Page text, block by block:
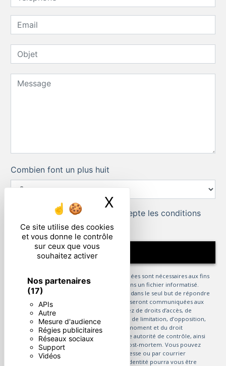
Ce site utilise des cookies
et vous donne le contrôle
sur ceux que vous
souhaitez activer
Nos partenaires
(17)
APIs
Autre
Mesure d'audience
Régies publicitaires
Réseaux sociaux
Support
Vidéos
X Masquer le
Combien font un plus huit
En cochant cette case, j'accepte les conditions
particulières ci-dessous **
** Les données personnelles communiquées sont nécessaires aux fins
de vous contacter et sont enregistrées dans un fichier informatisé.
Elles sont destinées à et ses sous-traitants dans le seul but de répondre
à votre message. Les données collectées seront communiquées aux
seuls destinataires suivants: . Vous disposez de droits d’accès, de
rectification, d’effacement, de portabilité, de limitation, d’opposition,
de retrait de votre consentement à tout moment et du droit
d’introduire une réclamation auprès d’une autorité de contrôle, ainsi
que d’organiser le sort de vos données post-mortem. Vous pouvez
exercer ces droits par voie postale à l'adresse ou par courrier
électronique à l'adresse . Un justificatif d'identité pourra vous être